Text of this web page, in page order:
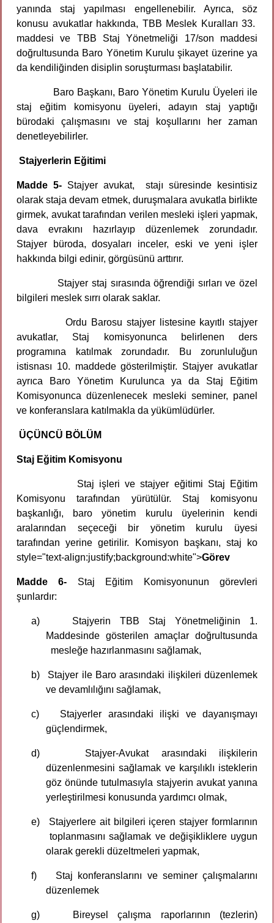
yanında staj yapılması engellenebilir. Ayrıca, söz
konusu avukatlar hakkında, TBB Meslek Kuralları 33.
maddesi ve TBB Staj Yönetmeliği 17/son maddesi
doğrultusunda Baro Yönetim Kurulu şikayet üzerine ya
da kendiliğinden disiplin soruşturması başlatabilir.
Baro Başkanı, Baro Yönetim Kurulu Üyeleri ile
staj eğitim komisyonu üyeleri, adayın staj yaptığı
bürodaki çalışmasını ve staj koşullarını her zaman
denetleyebilirler.
Stajyerlerin Eğitimi
Madde 5- Stajyer avukat, stajı süresinde kesintisiz
olarak staja devam etmek, duruşmalara avukatla birlikte
girmek, avukat tarafından verilen mesleki işleri yapmak,
dava evrakını hazırlayıp düzenlemek zorundadır.
Stajyer büroda, dosyaları inceler, eski ve yeni işler
hakkında bilgi edinir, görgüsünü arttırır.
Stajyer staj sırasında öğrendiği sırları ve özel
bilgileri meslek sırrı olarak saklar.
Ordu Barosu stajyer listesine kayıtlı stajyer
avukatlar, Staj komisyonunca belirlenen ders
programına katılmak zorundadır. Bu zorunluluğun
istisnası 10. maddede gösterilmiştir. Stajyer avukatlar
ayrıca Baro Yönetim Kurulunca ya da Staj Eğitim
Komisyonunca düzenlenecek mesleki seminer, panel
ve konferanslara katılmakla da yükümlüdürler.
ÜÇÜNCÜ BÖLÜM
Staj Eğitim Komisyonu
Staj işleri ve stajyer eğitimi Staj Eğitim
Komisyonu tarafından yürütülür. Staj komisyonu
başkanlığı, baro yönetim kurulu üyelerinin kendi
aralarından seçeceği bir yönetim kurulu üyesi
tarafından yerine getirilir. Komisyon başkanı, staj ko
style="text-align:justify;background:white">Görev
Madde 6- Staj Eğitim Komisyonunun görevleri
şunlardır:
a)
Stajyerin TBB Staj Yönetmeliğinin 1.
Maddesinde gösterilen amaçlar doğrultusunda
mesleğe hazırlanmasını sağlamak,
b)
Stajyer ile Baro arasındaki ilişkileri düzenlemek
ve devamlılığını sağlamak,
c)
Stajyerler arasındaki ilişki ve dayanışmayı
güçlendirmek,
d)
Stajyer-Avukat arasındaki ilişkilerin
düzenlenmesini sağlamak ve karşılıklı isteklerin
göz önünde tutulmasıyla stajyerin avukat yanına
yerleştirilmesi konusunda yardımcı olmak,
e)
Stajyerlere ait bilgileri içeren stajyer formlarının
toplanmasını sağlamak ve değişikliklere uygun
olarak gerekli düzeltmeleri yapmak,
f)
Staj konferanslarını ve seminer çalışmalarını
düzenlemek
g) Bireysel çalışma raporlarının (tezlerin)